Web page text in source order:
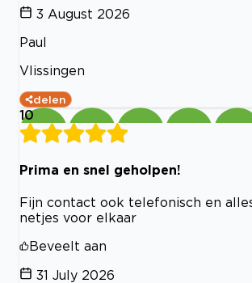
3 August 2026
Paul
Vlissingen
delen
10
Prima en snel geholpen!
Fijn contact ook telefonisch en
netjes voor elkaar
Beveelt aan
31 July 2026